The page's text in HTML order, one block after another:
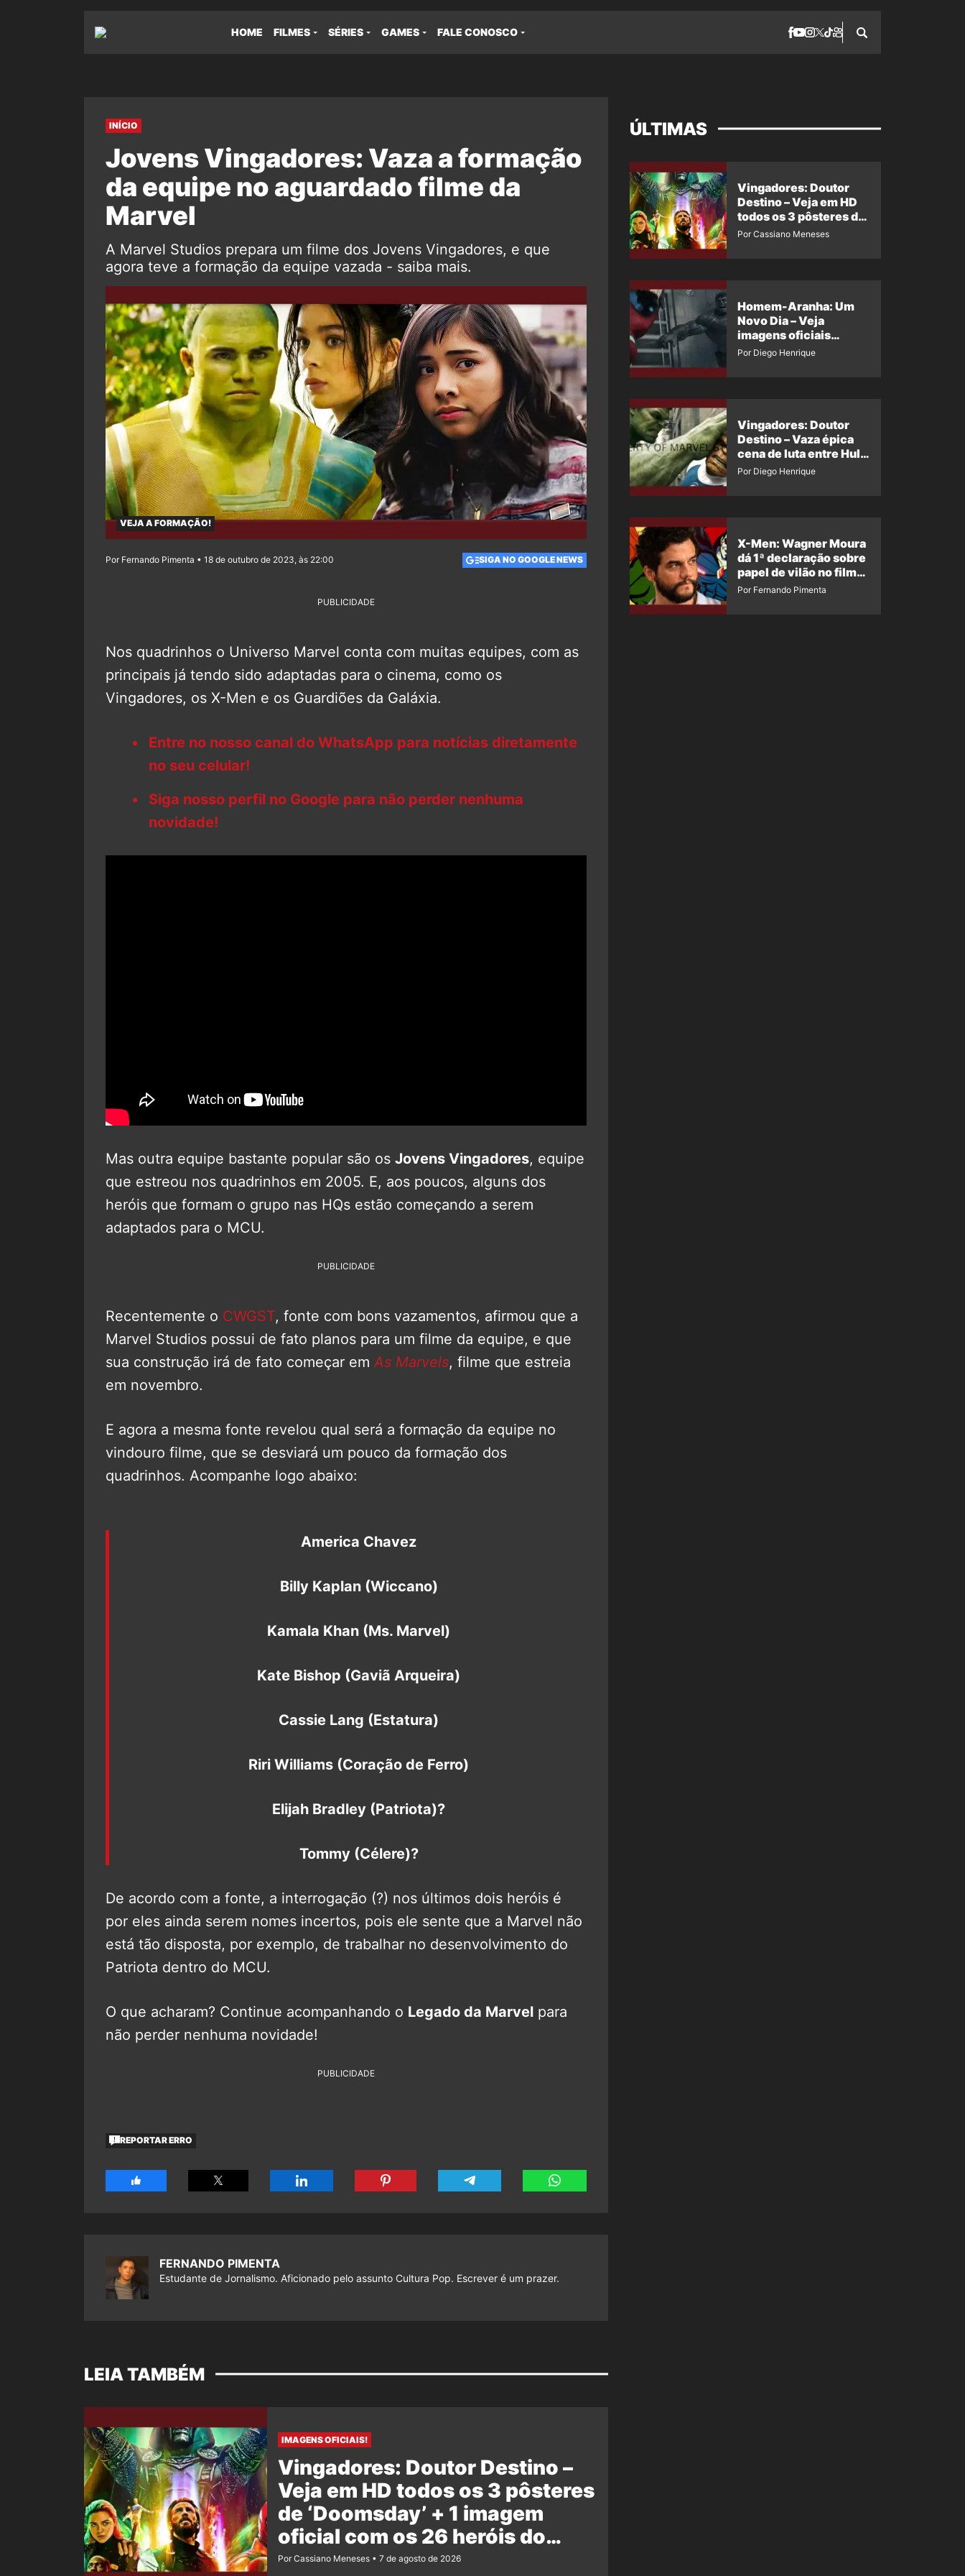
HOME FILMES SÉRIES GAMES FALE CONOSCO
INÍCIO
Jovens Vingadores: Vaza a formação
da equipe no aguardado filme da
Marvel
A Marvel Studios prepara um filme dos Jovens Vingadores, e que
agora teve a formação da equipe vazada - saiba mais.
VEJA A FORMAÇÃO!
Por Fernando Pimenta • 18 de outubro de 2023, às 22:00 SIGA NO GOOGLE NEWS
PUBLICIDADE
Nos quadrinhos o Universo Marvel conta com muitas equipes, com as
principais já tendo sido adaptadas para o cinema, como os
Vingadores, os X-Men e os Guardiões da Galáxia.
Entre no nosso canal do WhatsApp para notícias diretamente
no seu celular!
Siga nosso perfil no Google para não perder nenhuma
novidade!
Mas outra equipe bastante popular são os Jovens Vingadores, equipe
que estreou nos quadrinhos em 2005. E, aos poucos, alguns dos
heróis que formam o grupo nas HQs estão começando a serem
adaptados para o MCU.
PUBLICIDADE
Recentemente o CWGST, fonte com bons vazamentos, afirmou que a
Marvel Studios possui de fato planos para um filme da equipe, e que
sua construção irá de fato começar em As Marvels, filme que estreia
em novembro.
E agora a mesma fonte revelou qual será a formação da equipe no
vindouro filme, que se desviará um pouco da formação dos
quadrinhos. Acompanhe logo abaixo:
America Chavez
Billy Kaplan (Wiccano)
Kamala Khan (Ms. Marvel)
Kate Bishop (Gaviã Arqueira)
Cassie Lang (Estatura)
Riri Williams (Coração de Ferro)
Elijah Bradley (Patriota)?
Tommy (Célere)?
De acordo com a fonte, a interrogação (?) nos últimos dois heróis é
por eles ainda serem nomes incertos, pois ele sente que a Marvel não
está tão disposta, por exemplo, de trabalhar no desenvolvimento do
Patriota dentro do MCU.
O que acharam? Continue acompanhando o Legado da Marvel para
não perder nenhuma novidade!
PUBLICIDADE
REPORTAR ERRO
FERNANDO PIMENTA
Estudante de Jornalismo. Aficionado pelo assunto Cultura Pop. Escrever é um prazer.
LEIA TAMBÉM
IMAGENS OFICIAIS!
Vingadores: Doutor Destino –
Veja em HD todos os 3 pôsteres
de ‘Doomsday’ + 1 imagem
oficial com os 26 heróis do
filme
Por Cassiano Meneses 7 de agosto de 2026
ÚLTIMAS
Vingadores: Doutor
Destino – Veja em HD
todos os 3 pôsteres de
‘Doomsday’ + 1 imagem
Por Cassiano Meneses
Homem-Aranha: Um
Novo Dia – Veja
imagens oficiais
descartadas do Hulk
Por Diego Henrique
Vingadores: Doutor
Destino – Vaza épica
cena de luta entre Hulk
e o Coisa
Por Diego Henrique
X-Men: Wagner Moura
dá 1ª declaração sobre
papel de vilão no filme
da Marvel
Por Fernando Pimenta